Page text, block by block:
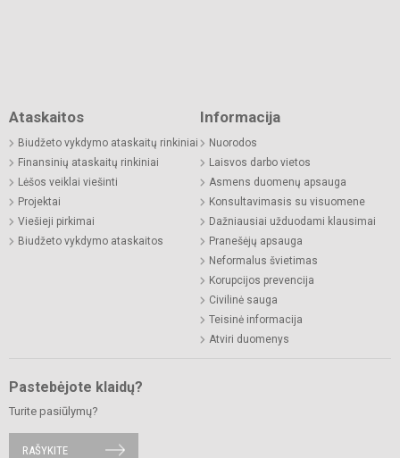
Ataskaitos
Biudžeto vykdymo ataskaitų rinkiniai
Finansinių ataskaitų rinkiniai
Lėšos veiklai viešinti
Projektai
Viešieji pirkimai
Biudžeto vykdymo ataskaitos
Informacija
Nuorodos
Laisvos darbo vietos
Asmens duomenų apsauga
Konsultavimasis su visuomene
Dažniausiai užduodami klausimai
Pranešėjų apsauga
Neformalus švietimas
Korupcijos prevencija
Civilinė sauga
Teisinė informacija
Atviri duomenys
Pastebėjote klaidų?
Turite pasiūlymų?
RAŠYKITE